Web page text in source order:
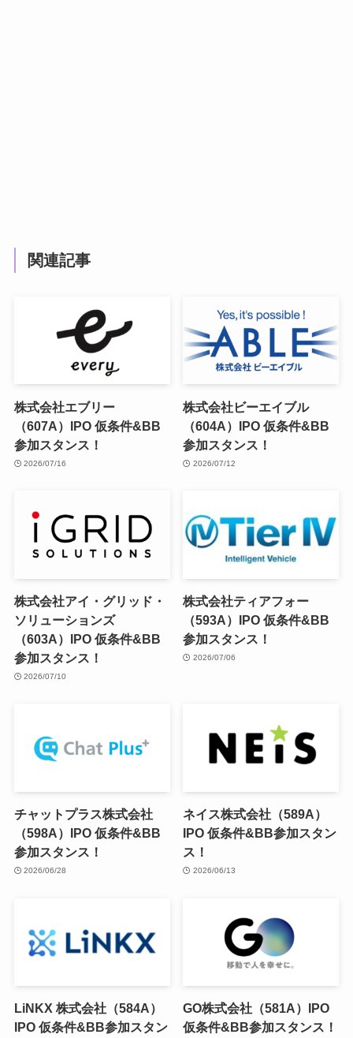
関連記事
株式会社エブリー
（607A）IPO 仮条件&BB
参加スタンス！
2026/07/16
株式会社ビーエイブル
（604A）IPO 仮条件&BB
参加スタンス！
2026/07/12
株式会社アイ・グリッド・
ソリューションズ
（603A）IPO 仮条件&BB
参加スタンス！
2026/07/10
株式会社ティアフォー
（593A）IPO 仮条件&BB
参加スタンス！
2026/07/06
チャットプラス株式会社
（598A）IPO 仮条件&BB
参加スタンス！
2026/06/28
ネイス株式会社（589A）
IPO 仮条件&BB参加スタン
ス！
2026/06/13
LiNKX 株式会社（584A）
IPO 仮条件&BB参加スタン
GO株式会社（581A）IPO
仮条件&BB参加スタンス！